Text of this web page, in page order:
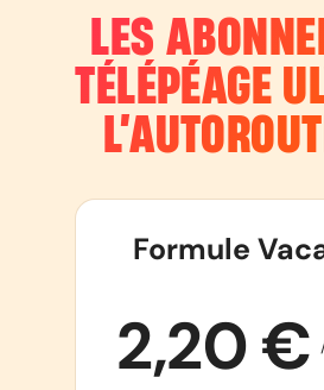
LES
TÉLÉPÉAGE
Formule
2,20 €